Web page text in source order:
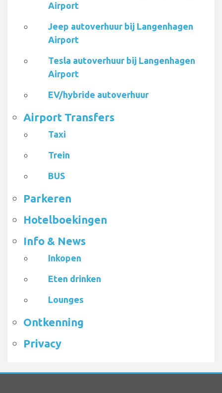
Airport
Jeep autoverhuur bij Langenhagen
Airport
Tesla autoverhuur bij Langenhagen
Airport
EV/hybride autoverhuur
Airport Transfers
Taxi
Trein
BUS
Parkeren
Hotelboekingen
Info & News
Inkopen
Eten drinken
Lounges
Ontkenning
Privacy